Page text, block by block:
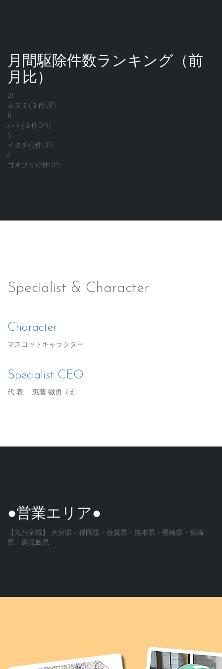
月間駆除件数ランキング（前
月比）
21
ネズミ(３件UP)
11
ハト(３件DN)
5
イタチ(2件UP)
6
ゴキブリ(2件UP)
Specialist & Character
Character
マスコットキャラクター
Specialist CEO
代 表 惠藤 徹勇（え…
●営業エリア●
【九州全域】 大分県・福岡県・佐賀県・熊本県・長崎県・宮崎
県・鹿児島県